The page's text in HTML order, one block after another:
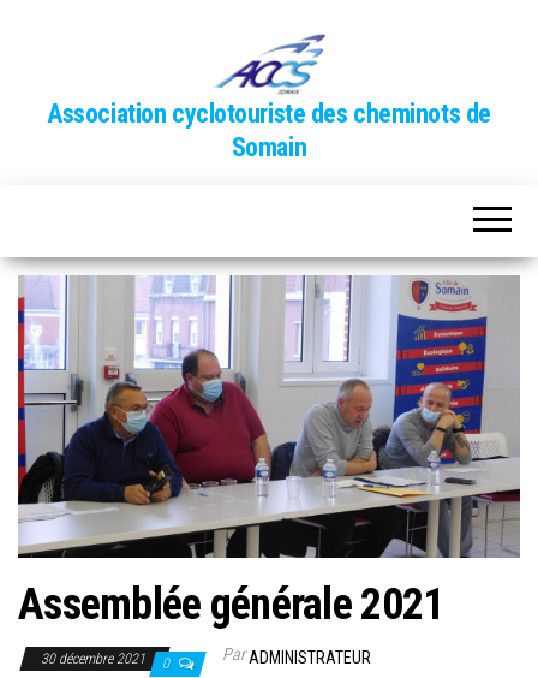
Association cyclotouriste des cheminots de
Somain
Assemblée générale 2021
30 décembre 2021 0 ParADMINISTRATEUR